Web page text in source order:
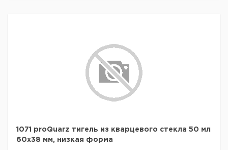
1071 proQuarz тигель из кварцевого стекла 50 мл
60x38 мм, низкая форма